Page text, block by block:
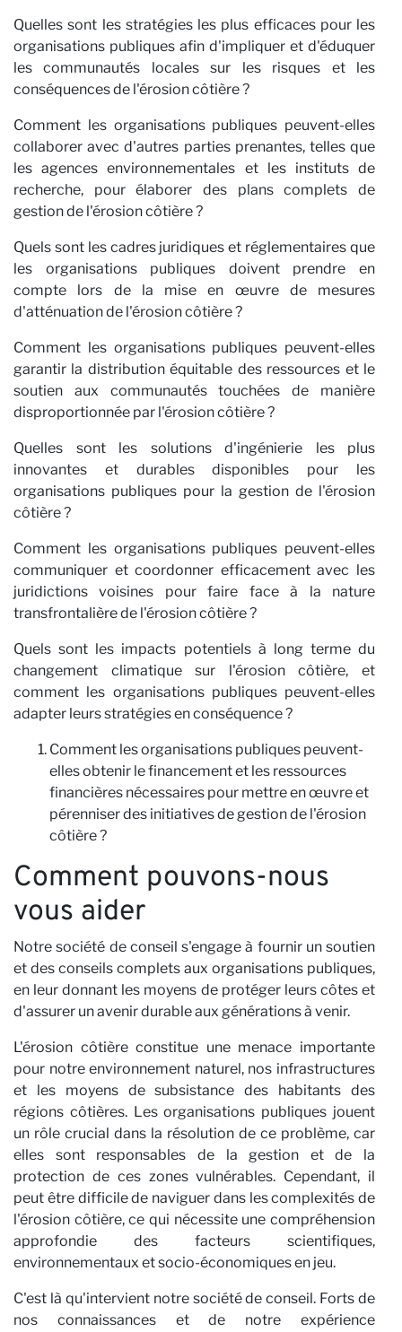
Quelles sont les stratégies les plus efficaces pour les
organisations publiques afin d'impliquer et d'éduquer
les communautés locales sur les risques et les
conséquences de l'érosion côtière ?
Comment les organisations publiques peuvent-elles
collaborer avec d'autres parties prenantes, telles que
les agences environnementales et les instituts de
recherche, pour élaborer des plans complets de
gestion de l'érosion côtière ?
Quels sont les cadres juridiques et réglementaires que
les organisations publiques doivent prendre en
compte lors de la mise en œuvre de mesures
d'atténuation de l'érosion côtière ?
Comment les organisations publiques peuvent-elles
garantir la distribution équitable des ressources et le
soutien aux communautés touchées de manière
disproportionnée par l'érosion côtière ?
Quelles sont les solutions d'ingénierie les plus
innovantes et durables disponibles pour les
organisations publiques pour la gestion de l'érosion
côtière ?
Comment les organisations publiques peuvent-elles
communiquer et coordonner efficacement avec les
juridictions voisines pour faire face à la nature
transfrontalière de l'érosion côtière ?
Quels sont les impacts potentiels à long terme du
changement climatique sur l'érosion côtière, et
comment les organisations publiques peuvent-elles
adapter leurs stratégies en conséquence ?
Comment les organisations publiques peuvent-
elles obtenir le financement et les ressources
financières nécessaires pour mettre en œuvre et
pérenniser des initiatives de gestion de l'érosion
côtière ?
Comment pouvons-nous
vous aider
Notre société de conseil s'engage à fournir un soutien
et des conseils complets aux organisations publiques,
en leur donnant les moyens de protéger leurs côtes et
d'assurer un avenir durable aux générations à venir.
L'érosion côtière constitue une menace importante
pour notre environnement naturel, nos infrastructures
et les moyens de subsistance des habitants des
régions côtières. Les organisations publiques jouent
un rôle crucial dans la résolution de ce problème, car
elles sont responsables de la gestion et de la
protection de ces zones vulnérables. Cependant, il
peut être difficile de naviguer dans les complexités de
l'érosion côtière, ce qui nécessite une compréhension
approfondie des facteurs scientifiques,
environnementaux et socio-économiques en jeu.
C'est là qu'intervient notre société de conseil. Forts de
nos connaissances et de notre expérience